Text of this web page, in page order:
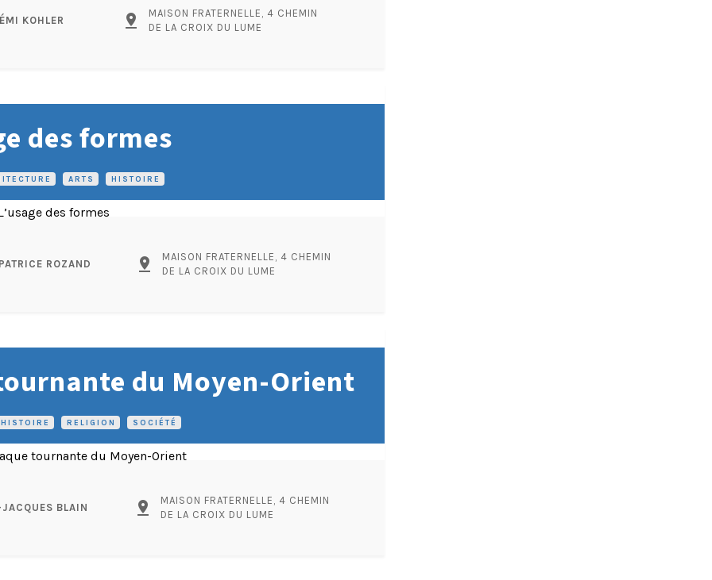
KOHLER pin_drop
MAISON FRATERNELLE, 4 CHEMIN
DE LA CROIX DU LUME
ARTS HISTOIRE
des formes
ROZAND pin_drop
MAISON FRATERNELLE, 4 CHEMIN
DE LA CROIX DU LUME
HISTOIRE RELIGION SOCIÉTÉ
du Moyen-Orient
BLAIN pin_drop
MAISON FRATERNELLE, 4 CHEMIN
DE LA CROIX DU LUME